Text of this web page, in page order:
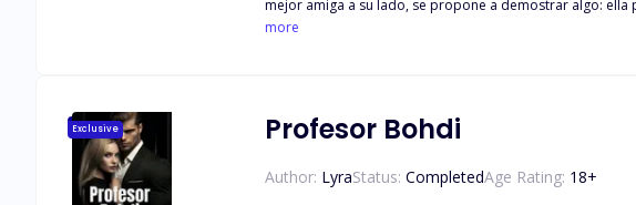
mejor amiga a su lado, se propone a demostrar algo: ella
aventura de una noche con un desconocido. Pero se
more
Exclusive Profesor Bohdi
Author: LyraStatus: CompletedAge Rating: 18+